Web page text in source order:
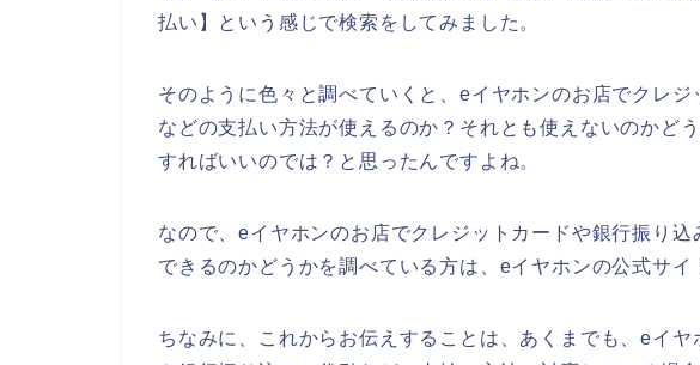
払い】という感じで検索をしてみました。
そのように色々と調べていくと、eイヤホンのお店でクレジ
などの支払い方法が使えるのか？それとも使えないのかど
すればいいのでは？と思ったんですよね。
なので、eイヤホンのお店でクレジットカードや銀行振り
できるのかどうかを調べている方は、eイヤホンの公式サイ
ちなみに、これからお伝えすることは、あくまでも、eイ